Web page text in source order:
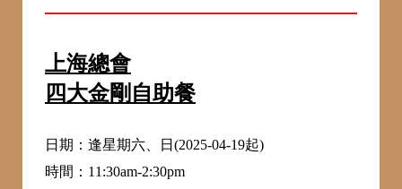
上海總會
四大金剛自助餐
日期：逢星期六、日(2025-04-19起)
時間：11:30am-2:30pm